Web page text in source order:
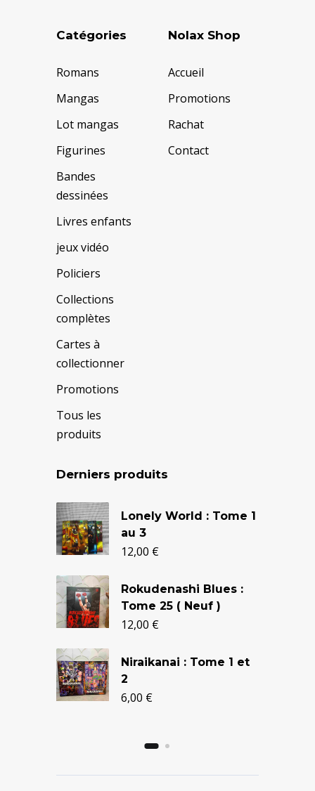
Catégories
Romans
Mangas
Lot mangas
Figurines
Bandes
dessinées
Livres enfants
jeux vidéo
Policiers
Collections
complètes
Cartes à
collectionner
Promotions
Tous les
produits
Nolax Shop
Accueil
Promotions
Rachat
Contact
Derniers produits
Lonely World : Tome 1
au 3
12,00 €
Rokudenashi Blues :
Tome 25 ( Neuf )
12,00 €
Niraikanai : Tome 1 et
2
6,00 €